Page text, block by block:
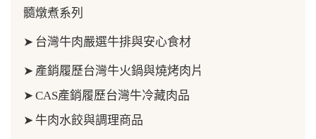
髓燉煮系列
➤ 台灣牛肉嚴選牛排與安心食材
➤ 產銷履歷台灣牛火鍋與燒烤肉片
➤ CAS產銷履歷台灣牛冷藏肉品
➤ 牛肉水餃與調理商品